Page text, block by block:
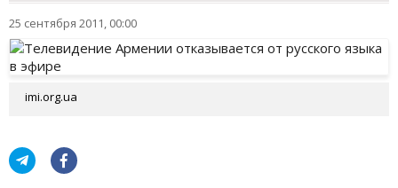
25 сентября 2011, 00:00
imi.org.ua